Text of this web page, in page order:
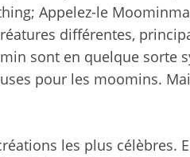
Appelez-le
différentes,
sont en quelque sorte
pour les moomins.
les plus célèbres.